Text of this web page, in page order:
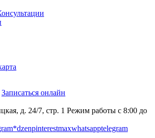
Записаться онлайн
д. 24/7, стр. 1 Режим работы с 8:00 до
dzenpinterestmaxwhatsapptelegram